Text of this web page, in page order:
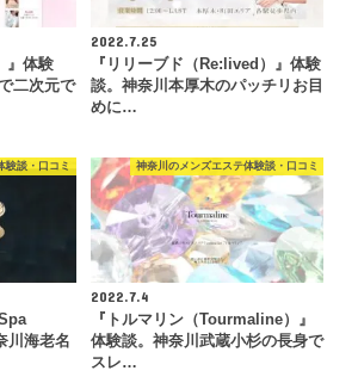
』体験
二次元で
2022.7.25
『リリーブド（Re:lived）』体験
談。神奈川本厚木のパッチリお目
めに…
験談・口コミ
川海老名
神奈川のメンズエステ体験談・口コミ
2022.7.4
『トルマリン（Tourmaline）』
体験談。神奈川武蔵小杉の長身で
スレ…